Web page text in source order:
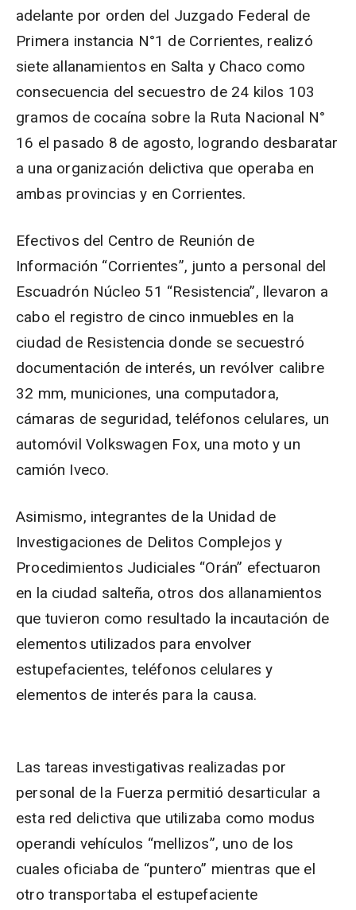
adelante por orden del Juzgado Federal de
Primera instancia N°1 de Corrientes, realizó
siete allanamientos en Salta y Chaco como
consecuencia del secuestro de 24 kilos 103
gramos de cocaína sobre la Ruta Nacional N°
16 el pasado 8 de agosto, logrando desbaratar
a una organización delictiva que operaba en
ambas provincias y en Corrientes.
Efectivos del Centro de Reunión de
Información “Corrientes”, junto a personal del
Escuadrón Núcleo 51 “Resistencia”, llevaron a
cabo el registro de cinco inmuebles en la
ciudad de Resistencia donde se secuestró
documentación de interés, un revólver calibre
32 mm, municiones, una computadora,
cámaras de seguridad, teléfonos celulares, un
automóvil Volkswagen Fox, una moto y un
camión Iveco.
Asimismo, integrantes de la Unidad de
Investigaciones de Delitos Complejos y
Procedimientos Judiciales “Orán” efectuaron
en la ciudad salteña, otros dos allanamientos
que tuvieron como resultado la incautación de
elementos utilizados para envolver
estupefacientes, teléfonos celulares y
elementos de interés para la causa.
Las tareas investigativas realizadas por
personal de la Fuerza permitió desarticular a
esta red delictiva que utilizaba como modus
operandi vehículos “mellizos”, uno de los
cuales oficiaba de “puntero” mientras que el
otro transportaba el estupefaciente